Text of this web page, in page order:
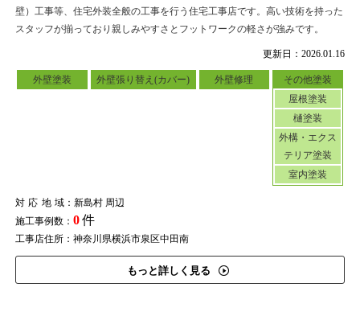
更新日：2026.01.16
外壁塗装 外壁張り替え(カバー) 外壁修理
その他塗装
屋根塗装
樋塗装
外構・エクス
テリア塗装
室内塗装
対応地域：新島村 周辺
施工事例数： 0件
工事店住所：神奈川県横浜市泉区中田南
もっと詳しく見る
壁）工事等、住宅外装全般の工事を行う住宅工事店です。高い技術を持った
スタッフが揃っており親しみやすさとフットワークの軽さが強みです。